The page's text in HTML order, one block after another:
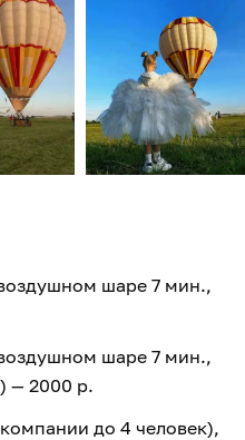
шаре 7 мин.,
шаре 7 мин.,
— 2000 р.
до 4 человек),